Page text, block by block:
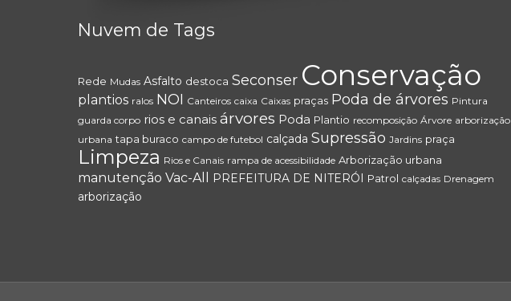
Nuvem de Tags
Rede Mudas Asfalto destoca Seconser Conservação
plantios ralos NOI Canteiros caixa Caixas praças Poda de árvores Pintura
guarda corpo rios e canais árvores Poda Plantio recomposição Árvore arborização
urbana tapa buraco campo de futebol calçada Supressão Jardins praça
Limpeza Rios e Canais rampa de acessibilidade Arborização urbana
manutenção Vac-All PREFEITURA DE NITERÓI Patrol calçadas Drenagem
arborização